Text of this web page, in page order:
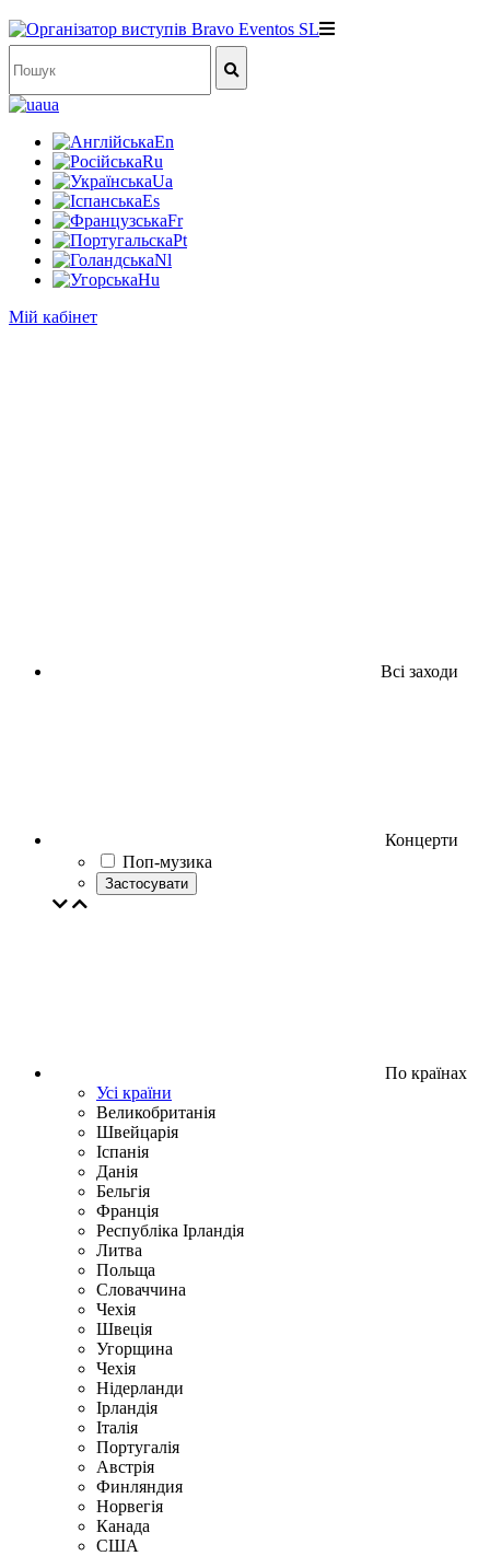
ua
En
Ru
Ua
Es
Fr
Pt
Nl
Hu
Мій кабінет
Всі заходи
Концерти
Поп-музика
Застосувати
По країнах
Усі країни
Великобританія
Швейцарія
Іспанія
Данія
Бельгія
Франція
Республіка Ірландія
Литва
Польща
Словаччина
Чехія
Швецiя
Угорщина
Чехія
Нідерланди
Iрландія
Iталiя
Португалія
Австрія
Финляндия
Норвегія
Канада
США